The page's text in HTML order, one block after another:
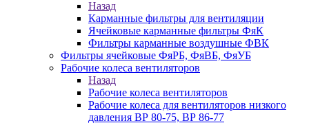
Назад
Карманные фильтры для вентиляции
Ячейковые карманные фильтры ФяК
Фильтры карманные воздушные ФВК
Фильтры ячейковые ФяРБ, ФяВБ, ФяУБ
Рабочие колеса вентиляторов
Назад
Рабочие колеса вентиляторов
Рабочие колеса для вентиляторов низкого
давления ВР 80-75, ВР 86-77